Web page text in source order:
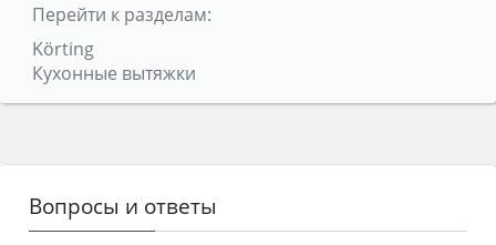
Перейти к разделам:
Körting
Кухонные вытяжки
Вопросы и ответы